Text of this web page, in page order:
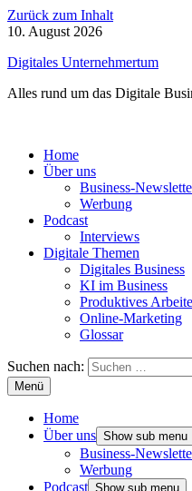
Zurück zum Inhalt
10. August 2026
Digitales Unternehmertum
Alles rund um das Digitale
Home
Über uns
Business-
Werbung
Podcast
Interviews
Digitale Themen
Digitales Business
KI im Business
Produktives
Online-Marketing
Glossar
Suchen nach:
Menü
Home
Über uns Show sub menu
Business-
Werbung
Podcast Show sub menu